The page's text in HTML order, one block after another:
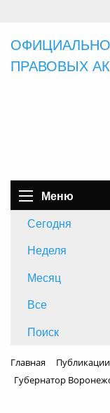
ПРАВОВЫХ
Меню
Сегодня
Неделя
Месяц
Все
Поиск
Главная
Губернатор